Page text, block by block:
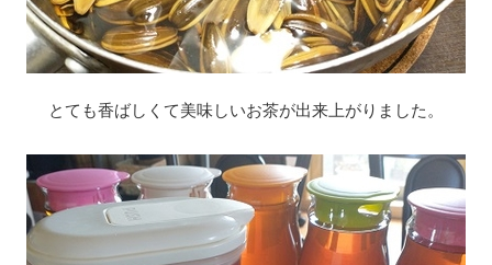
とても香ばしくて美味しいお茶が出来上がりました。